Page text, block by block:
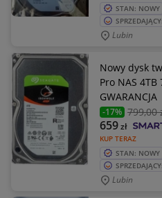
STAN: NOWY
Lubin
Nowy dysk
Pro NAS 4TB
GWARANCJA
-17% 799,00
KUP TERAZ
659zł
STAN: NOWY
Lubin